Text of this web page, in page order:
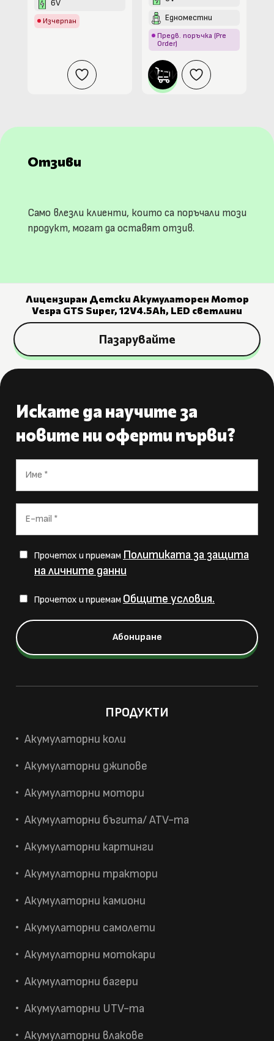
6V
Изчерпан
Едноместни
Предв. поръчка (Pre
Order)
КУПИ
Отзиви
Само влезли клиенти, които са поръчали този
продукт, могат да оставят отзив.
Лицензиран Детски Акумулаторен Мотор
Vespa GTS Super, 12V4.5Ah, LED светлини
Пазарувайте
Искате да научите за
новите ни оферти първи?
Прочетох и приемам Политиката за защита
на личните данни
Прочетох и приемам Общите условия.
ПРОДУКТИ
Акумулаторни коли
Акумулаторни джипове
Акумулаторни мотори
Акумулаторни бъгита/ ATV-та
Акумулаторни картинги
Акумулаторни трактори
Акумулаторни камиони
Акумулаторни самолети
Акумулаторни мотокари
Акумулаторни багери
Акумулаторни UTV-та
Акумулаторни влакове